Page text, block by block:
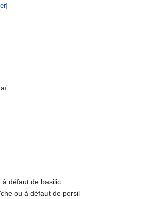
]
à défaut de basilic
ou à défaut de persil